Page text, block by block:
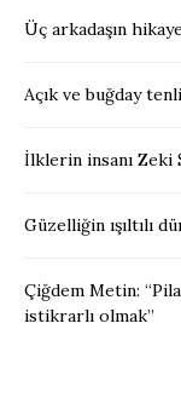
Üç arkadaşın
Açık ve buğday
İlklerin insanı Zeki
Güzelliğin ışıltılı
Çiğdem Metin:
istikrarlı olmak”